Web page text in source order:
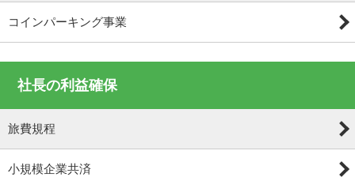
コインパーキング事業
社長の利益確保
旅費規程
小規模企業共済